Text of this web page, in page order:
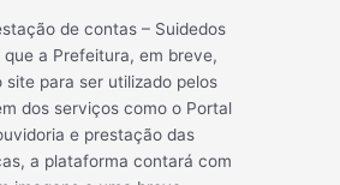
de contas – Suidedos
que a Prefeitura, em breve,
site para ser utilizado pelos
dos serviços como o Portal
e prestação das
a plataforma contará com